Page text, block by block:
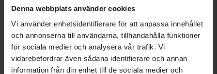
Denna webbplats använder cookies
Vi använder enhetsidentifierare för att anpassa innehållet
och annonserna till användarna, tillhandahålla funktioner
för sociala medier och analysera vår trafik. Vi
vidarebefordrar även sådana identifierare och annan
information från din enhet till de sociala medier och
Öppet köp i 30 dagar vid onlineköp.
INFO
VARUMÄRKE
Calvin Klein
MATERIAL
Stål